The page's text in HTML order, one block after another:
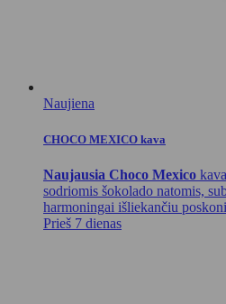
Naujiena
CHOCO MEXICO kava
Naujausia Choco Mexico
sodriomis šokolado natomis,
harmoningai išliekančiu
Prieš 7 dienas